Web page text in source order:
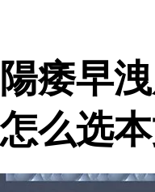
陽痿早
怎么选